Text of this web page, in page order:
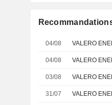
04/08
04/08 VALERO
03/08
31/07 VALERO